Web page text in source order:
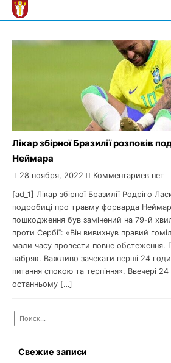
Skip
to
Лікар збірної Бразилії розповів
Неймара
28 ноября, 2022 Комментариев нет
[ad_1] Лікар збірної Бразилії Родріго
подробиці про травму форварда
пошкодження був замінений на 79-й
проти Сербії: «Він вивихнув правий
мали часу провести повне обстеження.
набряк. Важливо зачекати перші 24
питання спокою та терпіння». Ввечері
останньому […]
Найти:
Свежие записи